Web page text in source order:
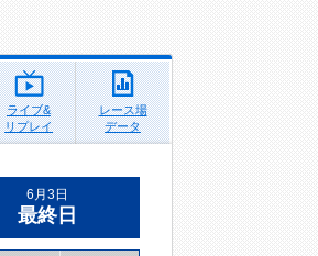
ライブ&
リプレイ
レース場
データ
6月3日
最終日